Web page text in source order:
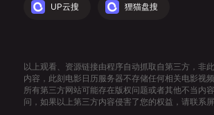
UP云搜 狸猫盘搜
以上观看、资源链接由程序自动抓取自第三方，非
内容，此刻电影日历服务器不存储任何相关电影视频
所有第三方网站可能存在版权问题或者其他不当内
问，如果以上第三方内容侵害了您的权益，请联系屏